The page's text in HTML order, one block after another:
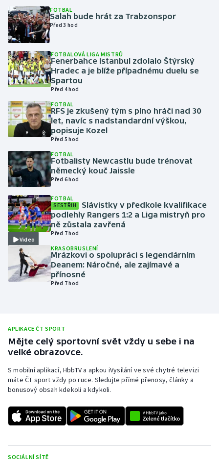
Gymnastika
Házená
Jezdectví
Judo
Krasobruslení
Lezení
Lyže a snowboard
Moderní pětiboj
Motorsport
Olympijské hry
Parasport
Plavání
Rychlobruslení
Short track
Sportovní střelba
Triatlon
FOTBAL
Salah bude hrát za Trabzonspor
Před 3 hod
FOTBALOVÁ LIGA MISTRŮ
Fenerbahce Istanbul zdolalo Štýrský
Hradec a je blíže případnému duelu se
Spartou
Před 4 hod
FOTBAL
RFS je zkušený tým s plno hráči nad 30
let, navíc s nadstandardní výškou,
popisuje Kozel
Před 5 hod
FOTBAL
Fotbalisty Newcastlu bude trénovat
německý kouč Jaissle
Před 6 hod
Video
FOTBAL
SESTŘIH
Slávistky v předkole kvalifikace
podlehly Rangers 1:2 a Liga mistryň pro
ně zůstala zavřená
Před 7 hod
KRASOBRUSLENÍ
Mrázkovi o spolupráci s legendárním
Deanem: Náročné, ale zajímavé a
přínosné
Před 7 hod
APLIKACE ČT SPORT
Mějte celý sportovní svět vždy u sebe i na
velké obrazovce.
S mobilní aplikací, HbbTV a apkou iVysílání ve své chytré televizi
máte ČT sport vždy po ruce. Sledujte přímé přenosy, články a
bonusový obsah kdekoli a kdykoli.
SOCIÁLNÍ SÍTĚ